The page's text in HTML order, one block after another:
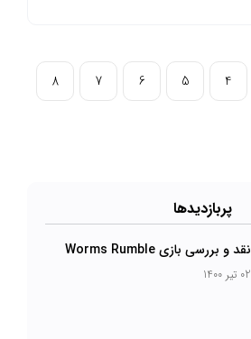
4
5
6
7
8
پرباز‌دیدها
نقد و بررسی بازی Worms Rumble
02 تیر 1400